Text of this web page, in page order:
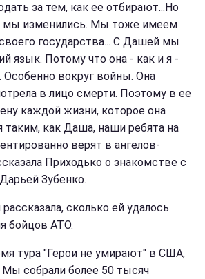
за тем, как ее отбирают...Но
мы изменились. Мы тоже имеем
государства... С Дашей мы
язык. Потому что она - как и я -
Особенно вокруг войны. Она
в лицо смерти. Поэтому в ее
каждой жизни, которое она
таким, как Даша, наши ребята на
верят в ангелов-
Приходько о знакомстве с
Зубенко.
сколько ей удалось
бойцов АТО.
тура "Герои не умирают" в США,
Мы собрали более 50 тысяч